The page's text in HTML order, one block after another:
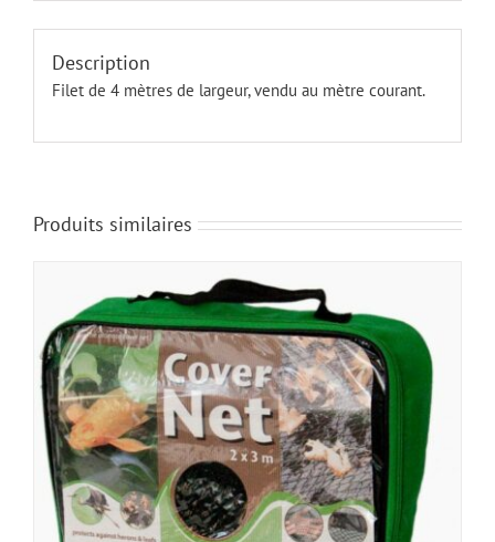
Description
Filet de 4 mètres de largeur, vendu au mètre courant.
Produits similaires